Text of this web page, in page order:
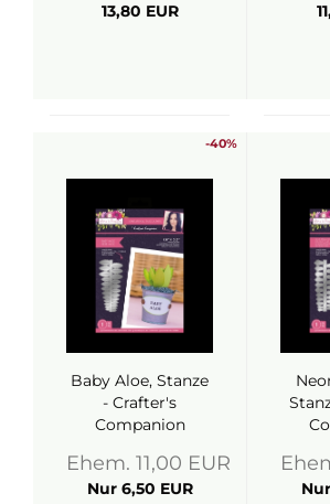
13,80 EUR
-40%
Baby Aloe, Stanze
- Crafter's
Companion
Ehem. 11,00 EUR
Nur 6,50 EUR